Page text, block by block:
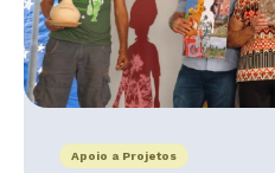
Apoio a Projetos